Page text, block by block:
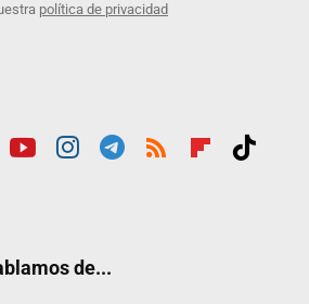
política de privacidad
de...